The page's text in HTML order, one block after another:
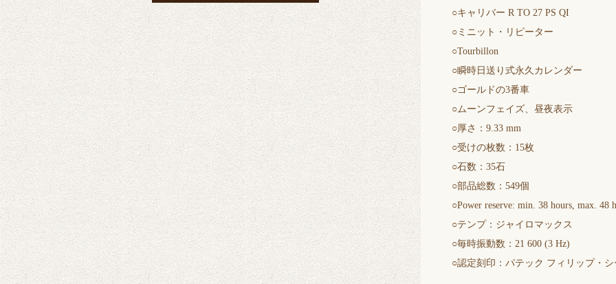
○キャリバー R TO 27 PS QI
○ミニット・リピーター
○Tourbillon
○瞬時日送り式永久カレンダー
○ゴールドの3番車
○ムーンフェイズ、昼夜表示
○厚さ：9.33 mm
○受けの枚数：15枚
○石数：35石
○部品総数：549個
○Power reserve: min. 38 hours, max. 48
○テンプ：ジャイロマックス
○毎時振動数：21 600 (3 Hz)
○認定刻印：パテック フィリップ・シ